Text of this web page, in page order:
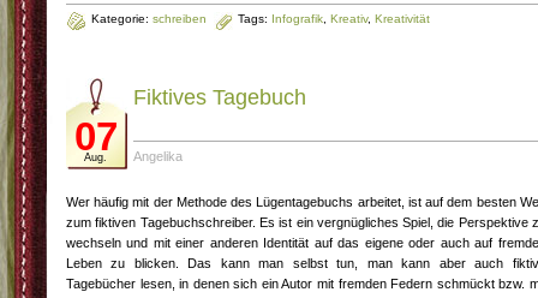
Kategorie: schreiben Tags: Infografik Kreativ, Kreativität
07
Aug.
Fiktives Tagebuch
Angelika
Wer häufig mit der Methode des Lügentagebuchs arbeitet, ist auf dem besten
zum fiktiven Tagebuchschreiber. Es ist ein vergnügliches Spiel, die Perspektive
wechseln und mit einer anderen Identität auf das eigene oder auch auf
Leben zu blicken. Das kann man selbst tun, man kann aber auch
Tagebücher lesen, in denen sich ein Autor mit fremden Federn schmückt bzw.